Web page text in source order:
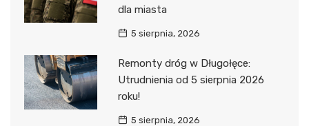
dla miasta
5 sierpnia, 2026
Remonty dróg w Długołęce:
Utrudnienia od 5 sierpnia 2026
roku!
5 sierpnia, 2026